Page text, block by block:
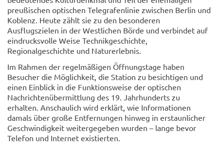
preußischen optischen Telegrafenlinie zwischen Berlin und
Koblenz. Heute zählt sie zu den besonderen
Ausflugszielen in der Westlichen Börde und verbindet auf
eindrucksvolle Weise Technikgeschichte,
Regionalgeschichte und Naturerlebnis.
Im Rahmen der regelmäßigen Öffnungstage haben
Besucher die Möglichkeit, die Station zu besichtigen und
einen Einblick in die Funktionsweise der optischen
Nachrichtenübermittlung des 19. Jahrhunderts zu
erhalten. Anschaulich wird erklärt, wie Informationen
damals über große Entfernungen hinweg in erstaunlicher
Geschwindigkeit weitergegeben wurden – lange bevor
Telefon und Internet existierten.